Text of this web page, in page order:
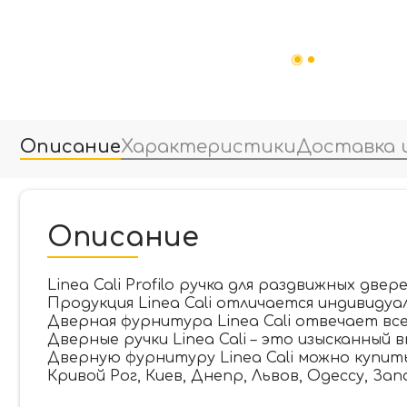
ОписаниеХарактеристикиДоставка
Описание
Linea Cali Profilo ручка для раздвижных
Продукция Linea Cali отличается
Дверная фурнитура Linea Cali отвечает
Дверные ручки Linea Cali – это изысканный
Дверную фурнитуру Linea Cali можно
Кривой Рог, Киев, Днепр, Львов, Одессу,